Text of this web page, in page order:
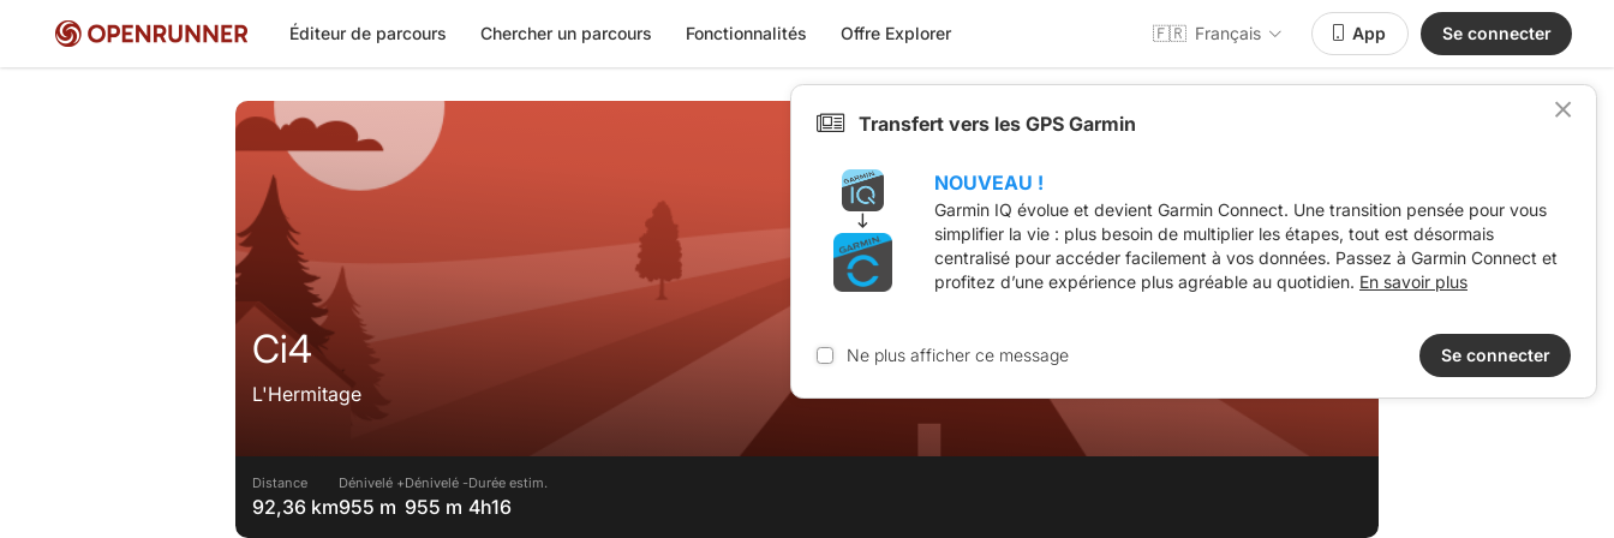
Éditeur de parcours Chercher un parcours Fonctionnalités Offre Explorer 🇫🇷 Français App Se connecter
Ci4
L'Hermitage
Distance
92,36 km
Dénivelé +
955 m
Dénivelé -
955 m
Durée estim.
4h16
Transfert vers les GPS Garmin
NOUVEAU !
Garmin IQ évolue et devient Garmin Connect. Une transition pensée pour vous
simplifier la vie : plus besoin de multiplier les étapes, tout est désormais
centralisé pour accéder facilement à vos données. Passez à Garmin Connect et
profitez d’une expérience plus agréable au quotidien. En savoir plus
Ne plus afficher ce message Se connecter